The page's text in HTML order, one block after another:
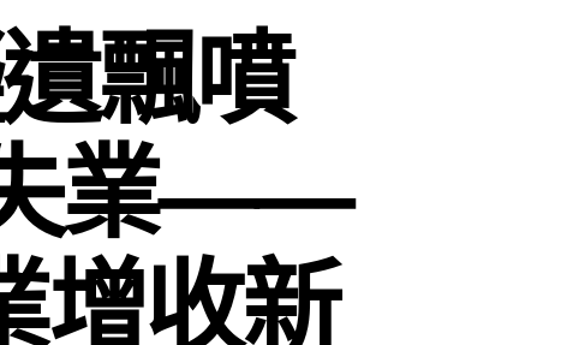
飄噴
業——
增收新